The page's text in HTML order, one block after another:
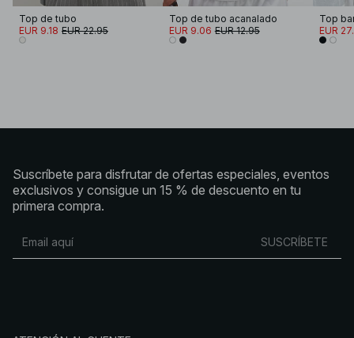
Top de tubo
EUR 9.18 EUR 22.95
Top de tubo acanalado
EUR 9.06 EUR 12.95
Top
EUR
Suscríbete para disfrutar de ofertas especiales, eventos
exclusivos y consigue un 15 % de descuento en tu
primera compra.
SUSCRÍBETE